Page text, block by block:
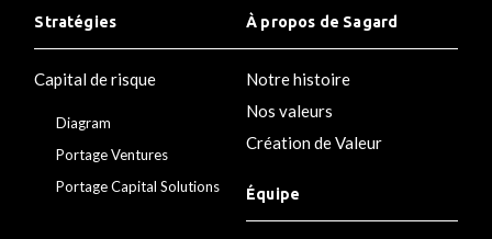
Stratégies
Capital de risque
Diagram
Portage Ventures
Portage Capital Solutions
À propos de Sagard
Notre histoire
Nos valeurs
Création de Valeur
Équipe